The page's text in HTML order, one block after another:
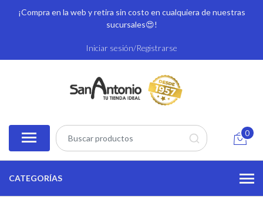
¡Compra en la web y retira sin costo en cualquiera de nuestras
sucursales😍!
Iniciar sesión/Registrarse
0
CATEGORÍAS